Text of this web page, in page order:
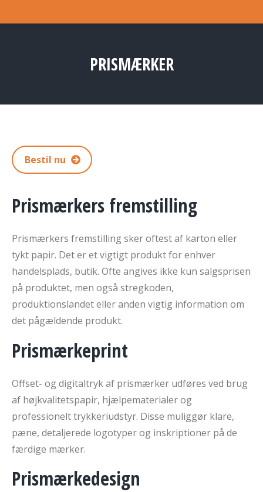
PRISMÆRKER
Bestil nu
Prismærkers fremstilling
Prismærkers fremstilling sker oftest af karton eller
tykt papir. Det er et vigtigt produkt for enhver
handelsplads, butik. Ofte angives ikke kun salgsprisen
på produktet, men også stregkoden,
produktionslandet eller anden vigtig information om
det pågældende produkt.
Prismærkeprint
Offset- og digitaltryk af prismærker udføres ved brug
af højkvalitetspapir, hjælpematerialer og
professionelt trykkeriudstyr. Disse muliggør klare,
pæne, detaljerede logotyper og inskriptioner på de
færdige mærker.
Prismærkedesign